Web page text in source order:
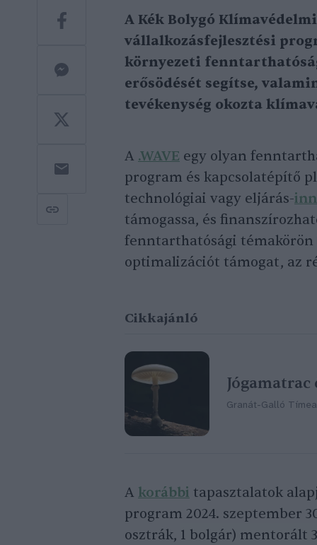
A Kék Bolygó
vállalkozásfejlesztési
környezeti
erősödését segítse,
tevékenység okozta
A .WAVE egy olyan
program és kapcsolatépítő
technológiai vagy eljárás-
támogassa, és
fenntarthatósági
optimalizációt támogat, az
Cikkajánló
Granát-Galló Tímea
A korábbi tapasztalatok
program 2024. szeptember
osztrák, 1 bolgár) mentorált